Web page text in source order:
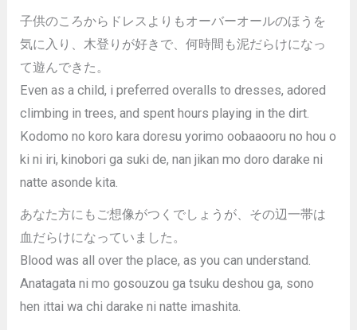
子供のころからドレスよりもオーバーオールのほうを
気に入り、木登りが好きで、何時間も泥だらけになっ
て遊んできた。
Even as a child, i preferred overalls to dresses, adored
climbing in trees, and spent hours playing in the dirt.
Kodomo no koro kara doresu yorimo oobaaooru no hou o
ki ni iri, kinobori ga suki de, nan jikan mo doro darake ni
natte asonde kita.
あなた方にもご想像がつくでしょうが、その辺一帯は
血だらけになっていました。
Blood was all over the place, as you can understand.
Anatagata ni mo gosouzou ga tsuku deshou ga, sono
hen ittai wa chi darake ni natte imashita.